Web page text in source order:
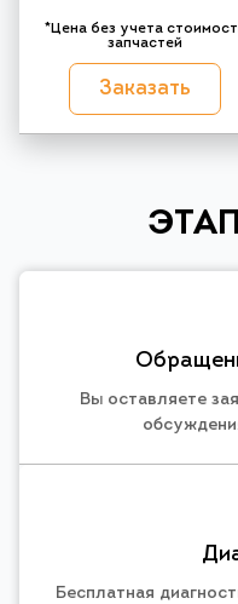
*Цена без учета
запчастей
Заказать
Вы оставляете
Бесплатная